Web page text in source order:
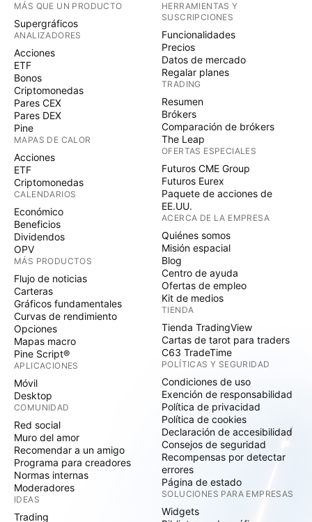
MÁS QUE UN PRODUCTO
Supergráficos
ANALIZADORES
Acciones
ETF
Bonos
Criptomonedas
Pares CEX
Pares DEX
Pine
MAPAS DE CALOR
Acciones
ETF
Criptomonedas
CALENDARIOS
Económico
Beneficios
Dividendos
OPV
MÁS PRODUCTOS
Flujo de noticias
Carteras
Gráficos fundamentales
Curvas de rendimiento
Opciones
Mapas macro
Pine Script®
APLICACIONES
Móvil
Desktop
COMUNIDAD
Red social
Muro del amor
Recomendar a un amigo
Programa para creadores
Normas internas
Moderadores
IDEAS
Trading
HERRAMIENTAS Y
SUSCRIPCIONES
Funcionalidades
Precios
Datos de mercado
Regalar planes
TRADING
Resumen
Brókers
Comparación de brókers
The Leap
OFERTAS ESPECIALES
Futuros CME Group
Futuros Eurex
Paquete de acciones de
EE.UU.
ACERCA DE LA EMPRESA
Quiénes somos
Misión espacial
Blog
Centro de ayuda
Ofertas de empleo
Kit de medios
TIENDA
Tienda TradingView
Cartas de tarot para traders
C63 TradeTime
POLÍTICAS Y SEGURIDAD
Condiciones de uso
Exención de responsabilidad
Política de privacidad
Política de cookies
Declaración de accesibilidad
Consejos de seguridad
Recompensas por detectar
errores
Página de estado
SOLUCIONES PARA EMPRESAS
Widgets